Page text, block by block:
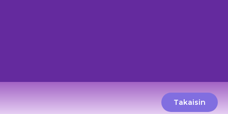
Takaisin